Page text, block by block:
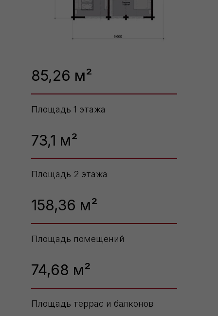
85,26 м²
Площадь 1 этажа
73,1 м²
Площадь 2 этажа
158,36 м²
Площадь помещений
74,68 м²
Площадь террас и балконов